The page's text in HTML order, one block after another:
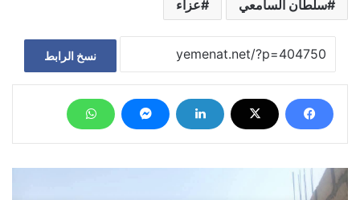
سلطان السامعي عزاء
نسخ الرابط